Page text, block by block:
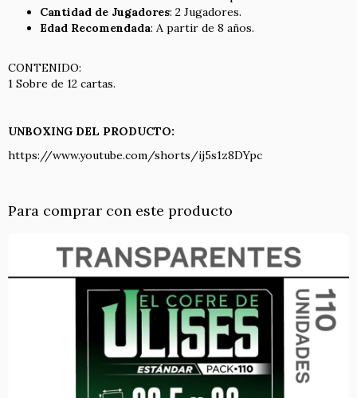
Cantidad de Jugadores: 2 Jugadores.
Edad Recomendada: A partir de 8 años.
CONTENIDO:
1 Sobre de 12 cartas.
UNBOXING DEL PRODUCTO:
https://www.youtube.com/shorts/ij5s1z8DYpc
Para comprar con este producto